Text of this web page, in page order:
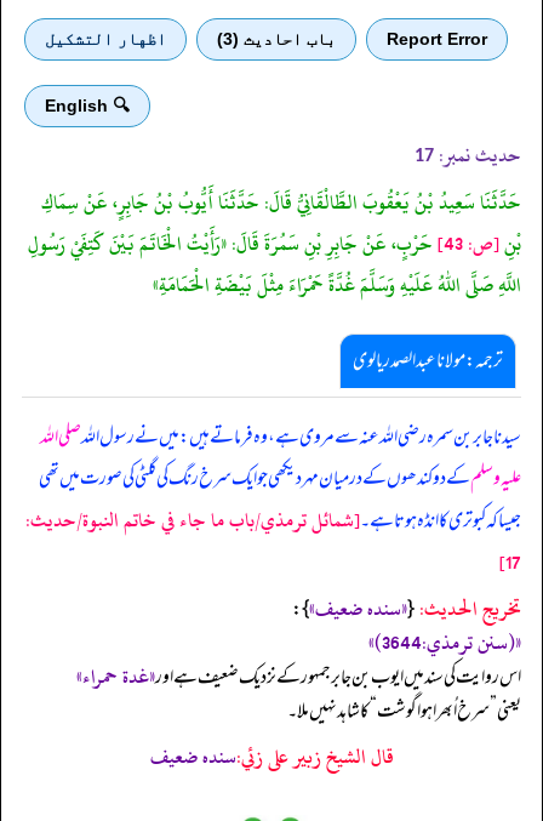
Report Error باب احادیث (3) اظهار التشكيل
🔍 English
حدیث نمبر: 17
حَدَّثَنَا سَعِيدُ بْنُ يَعْقُوبَ الطَّالْقَانِيُّ قَالَ: حَدَّثَنَا أَيُّوبُ بْنُ جَابِرٍ، عَنْ سِمَاكِ
بْنِ[ص: 43]
حَرْبٍ، عَنْ جَابِرِ بْنِ سَمُرَةَ قَالَ: «رَأَيْتُ الْخَاتَمَ بَيْنَ كَتِفَيْ رَسُولِ
اللَّهِ صَلَّى اللهُ عَلَيْهِ وَسَلَّمَ غُدَّةً حَمْرَاءَ مِثْلَ بَيْضَةِ الْحَمَامَةِ»
ترجمہ:مولانا عبدالصمد ریالوی
سیدنا جابر بن سمرہ رضی اللہ عنہ سے مروی ہے، وہ فرماتے ہیں: میں نے رسول اللہصلی اللہ
علیہ وسلمکے دو کندھوں کے درمیان مہر دیکھی جو ایک سرخ رنگ کی گلٹی کی صورت میں تھی
جیسا کہ کبوتری کا انڈہ ہوتا ہے۔[شمائل ترمذي/باب ما جاء في خاتم النبوة/حدیث:
17]
تخریج الحدیث:{«سنده ضعيف»}:
«(سنن ترمذي:3644)»
اس روایت کی سند میں ایوب بن جابر جمہور کے نزدیک ضعیف ہے اور«غدة حمراء»
یعنی”سرخ اُبھرا ہوا گوشت“ کا شاہد نہیں ملا۔
قال الشيخ زبير على زئي:سنده ضعيف